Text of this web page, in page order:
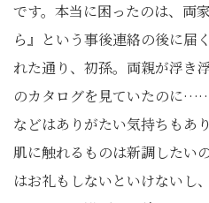
です。本当に困ったのは、両
ら』という事後連絡の後に届
れた通り、初孫。両親が浮き
のカタログを見ていたのに
などはありがたい気持ちもあ
肌に触れるものは新調したい
はお礼もしないといけないし